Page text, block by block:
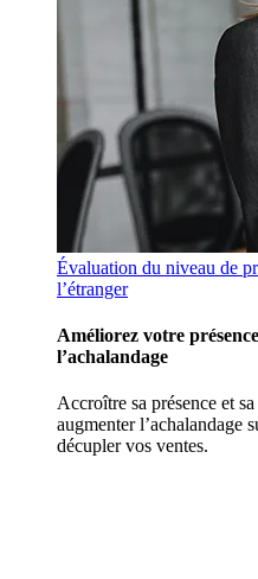
Évaluation du niveau de
l’étranger
Améliorez votre
l’achalandage
Accroître sa présence et
augmenter l’achalandage
décupler vos ventes.